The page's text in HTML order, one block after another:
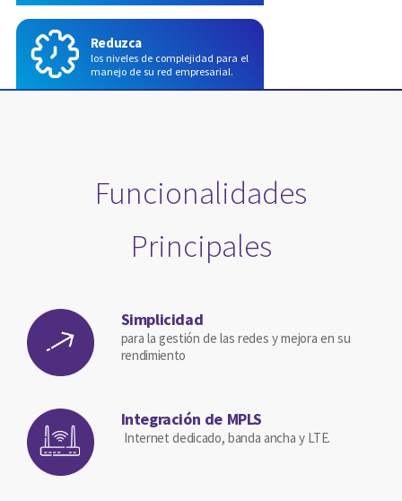
Reduzca
los niveles de complejidad para el
manejo de su red empresarial.
Funcionalidades
Principales
Simplicidad
para la gestión de las redes y mejora en su
rendimiento
Integración de MPLS
Internet dedicado, banda ancha y LTE.